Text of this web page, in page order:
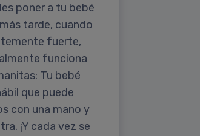
poner a tu bebé
tarde, cuando
fuerte,
funciona
Tu bebé
que puede
con una mano y
¡Y cada vez se